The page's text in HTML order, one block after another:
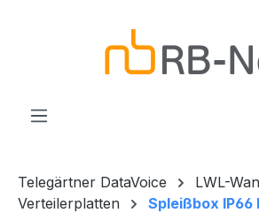
Telegärtner DataVoice
LWL-
Verteilerplatten
Spleißbox IP66